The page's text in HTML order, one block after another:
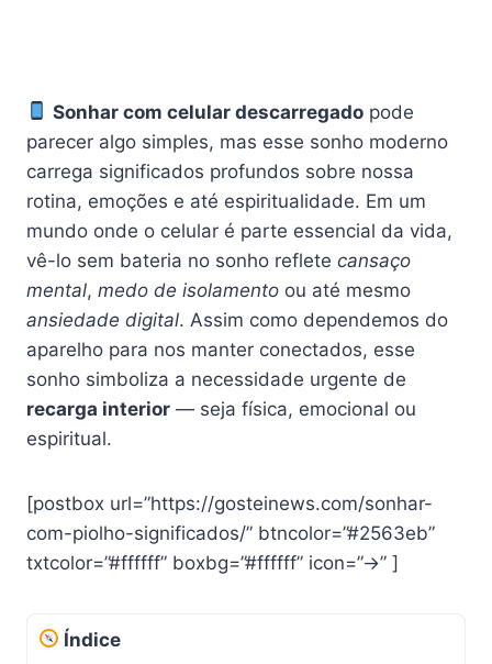
Sonhar com celular descarregado pode
parecer algo simples, mas esse sonho moderno
carrega significados profundos sobre nossa
rotina, emoções e até espiritualidade. Em um
mundo onde o celular é parte essencial da vida,
vê-lo sem bateria no sonho reflete cansaço
mental, medo de isolamento ou até mesmo
ansiedade digital. Assim como dependemos do
aparelho para nos manter conectados, esse
sonho simboliza a necessidade urgente de
recarga interior — seja física, emocional ou
espiritual.
[postbox url=”https://gosteinews.com/sonhar-
com-piolho-significados/” btncolor=”#2563eb”
txtcolor=”#ffffff” boxbg=”#ffffff” icon=”→” ]
Índice